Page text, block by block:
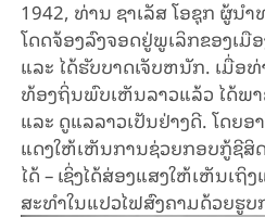
1942, ທ່ານ ຊາເລັສ ໂອຊຸກ ຜູ້​ນຳ​
ໂດດ​ຈ້ອງ​ລົງ​ຈອດ​ຢູ່ພູເລິກຂອງເມືອ
ແລະ ໄດ້​ຮັບບາດເຈັບຫນັກ. ​ເມື່ອ​
ທ້ອງຖິ່ນພົບເຫັນລາວ​ແລ້ວ ​ໄດ້​ພ
ແລະ ດູແລລາວເປັນຢ່າງດີ. ​ໂດຍ​ອ
ແດງ​ໃຫ້​ເຫັນການຊ່ວຍ​ກອບ​ກູ້ຊີ​
ໄດ້ – ເຊິ່ງ​ໄດ້ສ່ອງ​ແສງ​ໃຫ້​ເຫັນເ
ສະທໍາໃນແປວໄຟສົງຄາມ​ດ້ວ​ຍ​ຮູ